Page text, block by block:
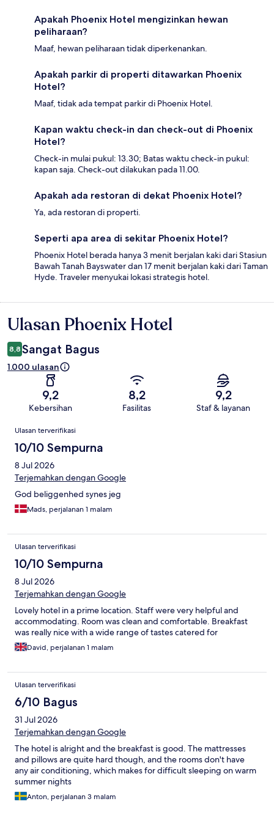
Apakah Phoenix Hotel mengizinkan hewan
peliharaan?
Maaf, hewan peliharaan tidak diperkenankan.
Apakah parkir di properti ditawarkan Phoenix
Hotel?
Maaf, tidak ada tempat parkir di Phoenix Hotel.
Kapan waktu check-in dan check-out di Phoenix
Hotel?
Check-in mulai pukul: 13.30; Batas waktu check-in pukul:
kapan saja. Check-out dilakukan pada 11.00.
Apakah ada restoran di dekat Phoenix Hotel?
Ya, ada restoran di properti.
Seperti apa area di sekitar Phoenix Hotel?
Phoenix Hotel berada hanya 3 menit berjalan kaki dari Stasiun
Bawah Tanah Bayswater dan 17 menit berjalan kaki dari Taman
Hyde. Traveler menyukai lokasi strategis hotel.
Ulasan
Ulasan Phoenix Hotel
8,8 Sangat Bagus
1.000 ulasan
9,2
Kebersihan
8,2
Fasilitas
9,2
Staf & layanan
Ulasan
Ulasan terverifikasi
10/10 Sempurna
8 Jul 2026
Terjemahkan dengan Google
God beliggenhed synes jeg
Mads, perjalanan 1 malam
Ulasan terverifikasi
10/10 Sempurna
8 Jul 2026
Terjemahkan dengan Google
Lovely hotel in a prime location. Staff were very helpful and
accommodating. Room was clean and comfortable. Breakfast
was really nice with a wide range of tastes catered for
David, perjalanan 1 malam
Ulasan terverifikasi
6/10 Bagus
31 Jul 2026
Terjemahkan dengan Google
The hotel is alright and the breakfast is good. The mattresses
and pillows are quite hard though, and the rooms don't have
any air conditioning, which makes for difficult sleeping on warm
summer nights
Anton, perjalanan 3 malam